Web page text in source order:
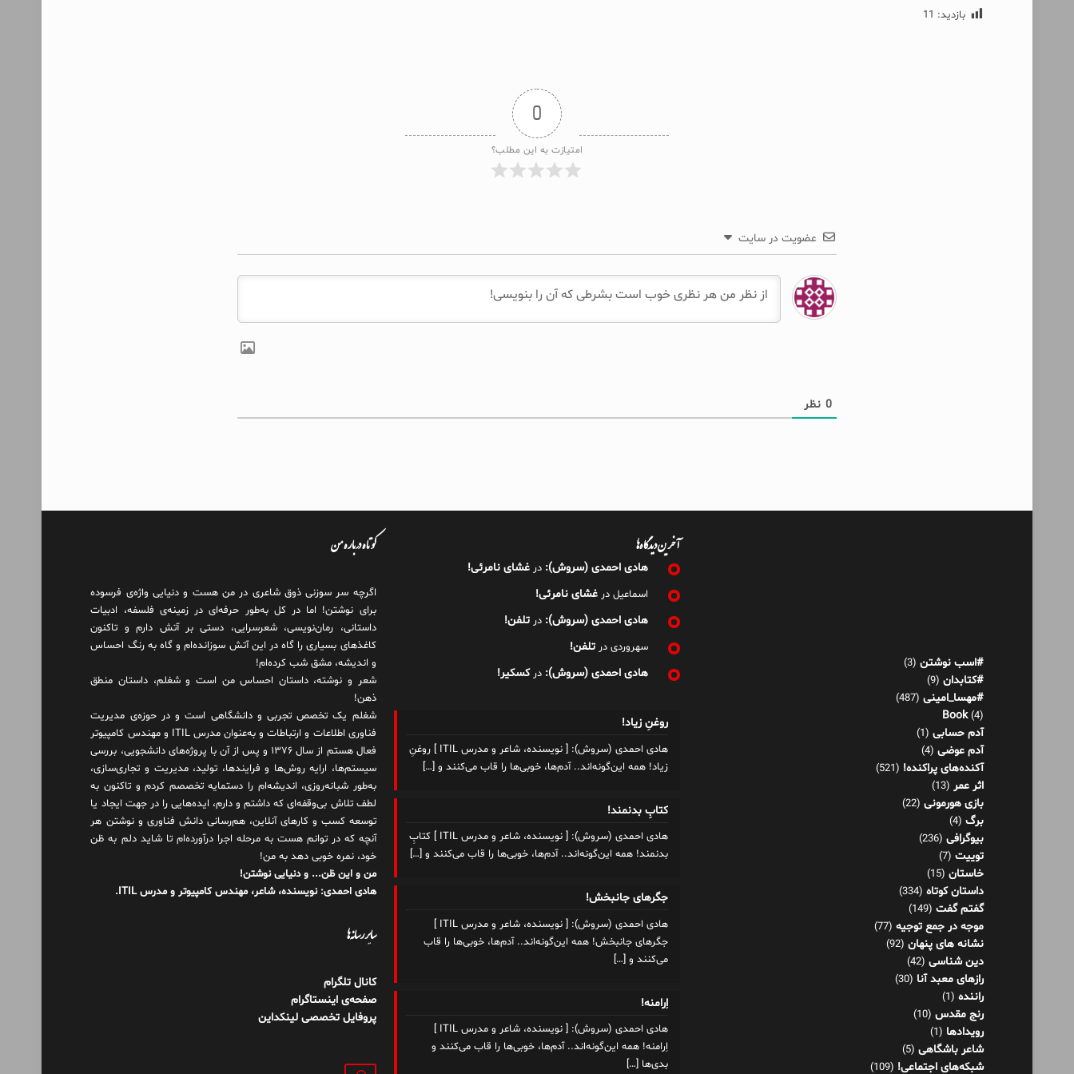
بازدید: 11
0
امتیازت به این مطلب؟
عضویت در سایت
0نظر
آکنده‌های پراکنده!
اثر عمر(13)
بازی هورمونی(22)
برگ(4)
بیوگرافی(236)
توییت(7)
خاستان(15)
داستان کوتاه
گفتم گفت(149)
موجه در جمع توجیه
نشانه های پنهان
دین شناسی
رازهای معبد آنا
راننده(1)
رنج مقدس (10)
رویدادها (1)
شاعر باشگاهی(5)
شبکه‌های اجتماعی!
شرنامه(26)
فلسفه(125)
فناوری اطلاعات(8)
کار و موفقیت
کاریکلماتور(79)
گفتاورد(48)
آخرین دیدگاه‌ها
هادی احمدی (سروش): درغشای نامرئی!
اسماعیل درغشای نامرئی!
هادی احمدی (سروش): درتلفن!
سهروردی درتلفن!
هادی احمدی (سروش): درکسکیر!
روغنِ زیاد!
هادی احمدی (سروش): [ نویسنده، شاعر و مدرس ITIL ] روغنِ
زیاد! همه این‌گونه‌اند.. آدم‌ها، خوبی‌ها را قاب می‌کنند و […]
کتابِ بدنمند!
هادی احمدی (سروش): [ نویسنده، شاعر و مدرس ITIL ] کتابِ
بدنمند! همه این‌گونه‌اند.. آدم‌ها، خوبی‌ها را قاب می‌کنند و […]
جگرهای جانبخش!
هادی احمدی (سروش): [ نویسنده، شاعر و مدرس ITIL ]
جگرهای جانبخش! همه این‌گونه‌اند.. آدم‌ها، خوبی‌ها را قاب
می‌کنند و […]
اِرامنه!
هادی احمدی (سروش): [ نویسنده، شاعر و مدرس ITIL ]
اِرامنه! همه این‌گونه‌اند.. آدم‌ها، خوبی‌ها را قاب می‌کنند و
بدی‌ها […]
کوتاه درباره من
اگرچه سر سوزنی ذوق شاعری در من هست و دنیایی واژه‌‌ی فرسوده
برای نوشتن! اما در کل به‌طور حرفه‌ای در زمینه‌ی فلسفه، ادبیات
داستانی، رمان‌نویسی، شعرسرایی، دستی بر آتش دارم و تاکنون
کاغذهای بسیاری را گاه در این آتش سوزانده‌ام و گاه به رنگ احساس
و اندیشه، مشق شب کرده‌ام!
شعر و نوشته، داستان احساس من است و شغلم، داستان منطق
ذهن!
شغلم یک تخصص تجربی و دانشگاهی است و در حوزه‌ی مدیریت
فناوری اطلاعات و ارتباطات و به‌عنوان مدرس ITIL و مهندس کامپیوتر
فعال هستم از سال ۱۳۷۶ و پس از آن با پروژه‌های دانشجویی، بررسی
سیستم‌ها، ارایه روش‌ها و فرایندها، تولید، مدیریت و تجاری‌سازی،
به‌طور شبانه‌روزی، اندیشه‌ام را دستمایه تخصصم کردم و تاکنون به
لطف تلاش بی‌وقفه‌ای که داشتم و دارم، اید‌ه‌هایی را در جهت ایجاد یا
توسعه کسب و کارهای آنلاین، هم‌رسانی دانش فناوری و نوشتن هر
آنچه که در توانم هست به مرحله اجرا درآورده‌ام تا شاید دلم به ظن
خود، نمره خوبی دهد به من!
من و این ظن... و دنیایی نوشتن!
هادی احمدی: نویسنده، شاعر، مهندس کامپیوتر و مدرس ITIL.
سایر رسانه‌ها
کانال تلگرام
صفحه‌ی اینستاگرام
پروفایل تخصصی لینکداین